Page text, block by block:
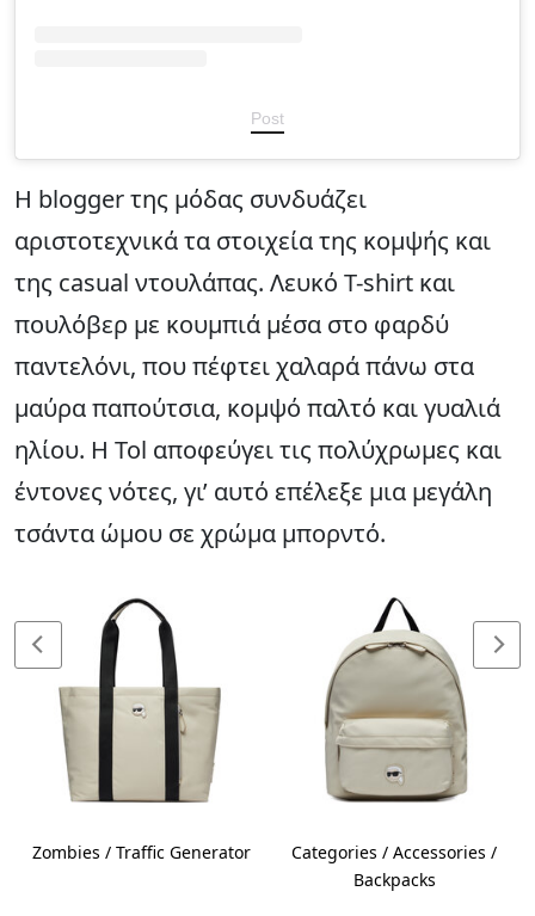
Post
Η blogger της μόδας συνδυάζει
αριστοτεχνικά τα στοιχεία της κομψής και
της casual ντουλάπας. Λευκό T-shirt και
πουλόβερ με κουμπιά μέσα στο φαρδύ
παντελόνι, που πέφτει χαλαρά πάνω στα
μαύρα παπούτσια, κομψό παλτό και γυαλιά
ηλίου. Η Tol αποφεύγει τις πολύχρωμες και
έντονες νότες, γι’ αυτό επέλεξε μια μεγάλη
τσάντα ώμου σε χρώμα μπορντό.
Zombies / Traffic Generator
Categories / Accessories /
Backpacks